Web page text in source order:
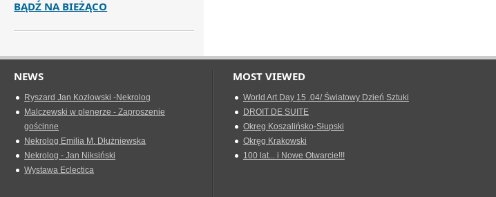
BĄDŹ NA BIEŻĄCO
NEWS
Ryszard Jan Kozłowski -Nekrolog
Malczewski w plenerze - Zaproszenie
gościnne
Nekrolog Emilia M. Dłużniewska
Nekrolog - Jan Niksiński
Wystawa Eclectica
MOST VIEWED
World Art Day 15 .04/ Światowy Dzień Sztuki
DROIT DE SUITE
Okreg Koszalińsko-Słupski
Okręg Krakowski
100 lat... i Nowe Otwarcie!!!